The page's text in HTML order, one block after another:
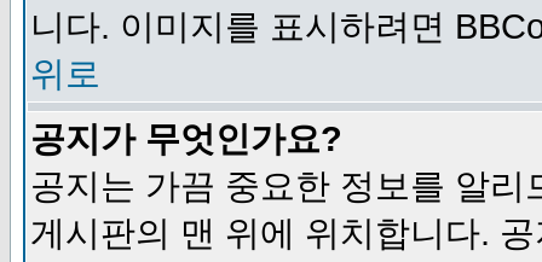
니다. 이미지를 표시하려면
위로
공지가 무엇인가요?
공지는 가끔 중요한 정보를 알
게시판의 맨 위에 위치합니다.